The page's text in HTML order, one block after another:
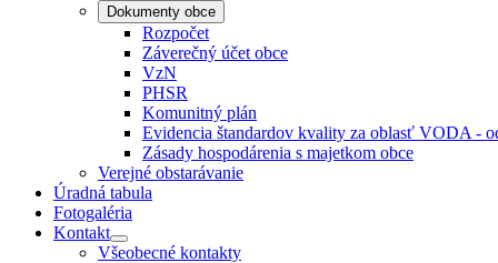
Dokumenty obce
Rozpočet
Záverečný účet obce
VzN
PHSR
Komunitný plán
Evidencia štandardov kvality za oblasť VODA -
Zásady hospodárenia s majetkom obce
Verejné obstarávanie
Úradná tabula
Fotogaléria
Kontakt
Všeobecné kontakty